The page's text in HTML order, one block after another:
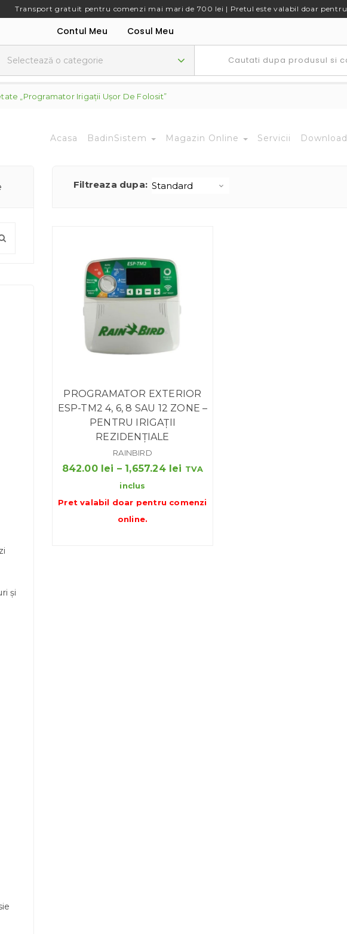
Transport gratuit pentru comenzi mai mari de 700 lei | Pretul este valabil doar pentru
Contul Meu Cosul Meu
„Programator Irigații Ușor De Folosit”
Acasa BadinSistem Magazin Online Servicii Download
și
Filtreaza dupa:
PROGRAMATOR EXTERIOR
ESP-TM2 4, 6, 8 SAU 12 ZONE –
PENTRU IRIGAȚII
REZIDENȚIALE
RAINBIRD
842.00 lei – 1,657.24 lei Interval
prețuri:
TVA
inclus
Pret valabil doar pentru comenzi
online.